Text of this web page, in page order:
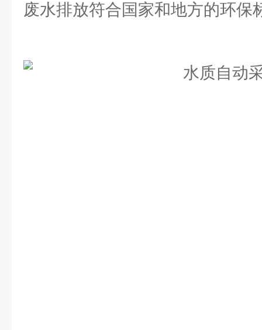
废水排放符合国家和地方的环保